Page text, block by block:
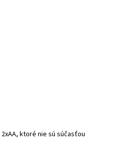
ktoré nie sú súčasťou